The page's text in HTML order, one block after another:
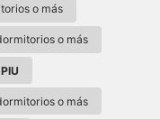
o más
o más
o más